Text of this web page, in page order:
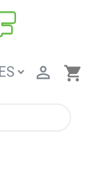
shopping_cart
